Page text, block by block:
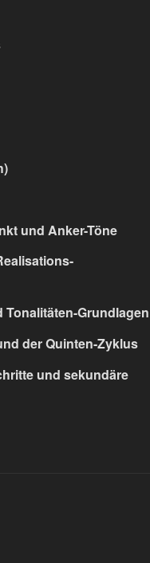
und Anker-Töne
Grundlagen
der Quinten-Zyklus
und sekundäre